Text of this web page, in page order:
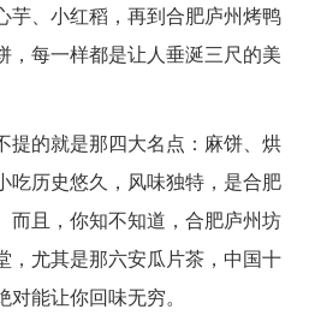
芋、小红稻，再到合肥庐州烤鸭
，每一样都是让人垂涎三尺的美
提的就是那四大名点：麻饼、烘
吃历史悠久，风味独特，是合肥
而且，你知不知道，合肥庐州坊
，尤其是那六安瓜片茶，中国十
能让你回味无穷。